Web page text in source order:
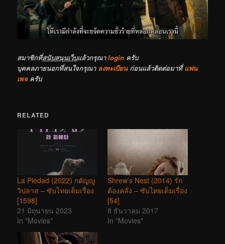
สมาชิกที่สนับสนุนเว็บแล้วกรุณาlogin ครับ
บุคคลภายนอกที่สนใจกรุณา ลงทะเบียนก่อนแล้วติดต่อมาที่แฟน
เพจครับ
RELATED
La Piedad (2022) กตัญญู
วิปลาส – ซับไทยเต็มเรื่อง
[1598]
21 มิถุนายน 2023
In "Movies"
Shrew’s Nest (2014) รัก
ต้องคลั่ง – ซับไทยเต็มเรื่อง
[54]
8 ธันวาคม 2017
In "Movies"